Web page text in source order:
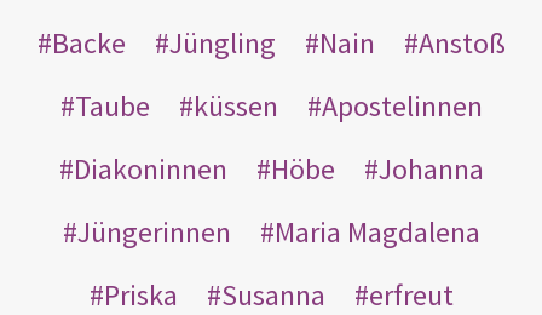
Backe
Jüngling Nain
Anstoß
Taube
küssen
Apostelinnen
Diakoninnen
Höbe
Johanna
Jüngerinnen
Maria Magdalena
Priska
Susanna
erfreut